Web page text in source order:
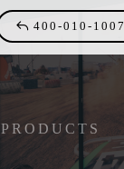
400-010-1007
PRODUCTS